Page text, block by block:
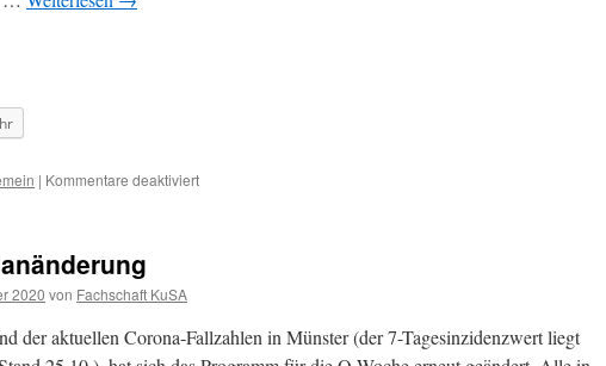
| Kommentare deaktiviertfür
an
der
2020 von Fachschaft KuSA
der aktuellen Corona-Fallzahlen in Münster (der 7-Tagesinzidenzwert liegt